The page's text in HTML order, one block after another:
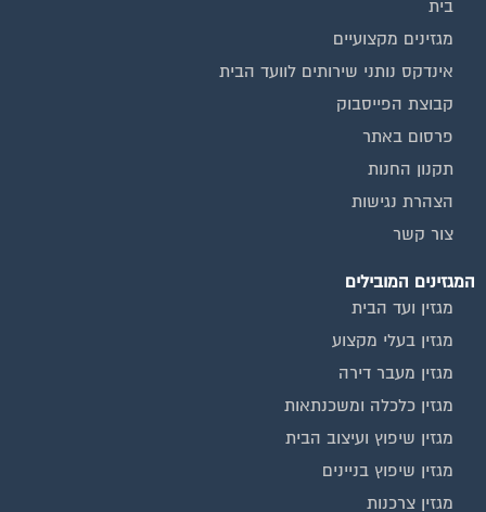
בית
מגזינים מקצועיים
אינדקס נותני שירותים לוועד הבית
קבוצת הפייסבוק
פרסום באתר
תקנון החנות
הצהרת נגישות
צור קשר
המגזינים המובילים
מגזין ועד הבית
מגזין בעלי מקצוע
מגזין מעבר דירה
מגזין כלכלה ומשכנתאות
מגזין שיפוץ ועיצוב הבית
מגזין שיפוץ בניינים
מגזין צרכנות